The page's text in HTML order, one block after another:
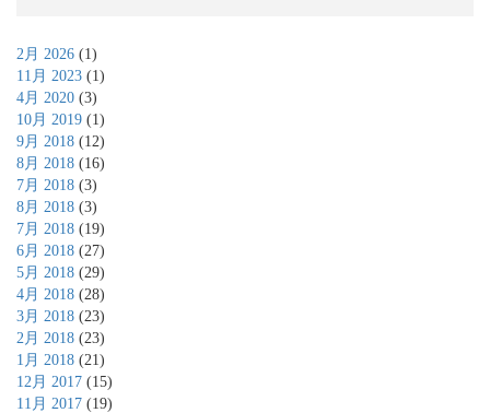
2月 2026 (1)
11月 2023 (1)
4月 2020 (3)
10月 2019 (1)
9月 2018 (12)
8月 2018 (16)
7月 2018 (3)
8月 2018 (3)
7月 2018 (19)
6月 2018 (27)
5月 2018 (29)
4月 2018 (28)
3月 2018 (23)
2月 2018 (23)
1月 2018 (21)
12月 2017 (15)
11月 2017 (19)